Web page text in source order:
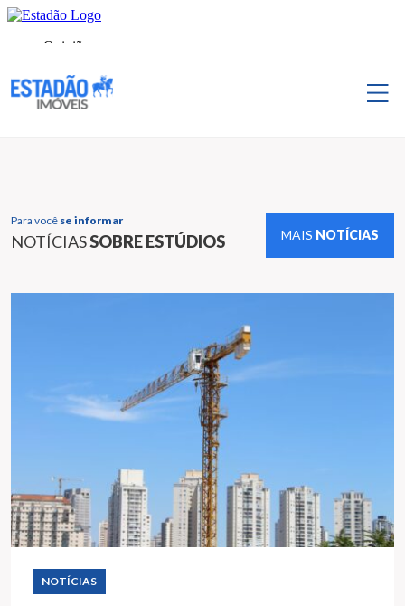
Para você se informar
NOTÍCIASSOBRE ESTÚDIOS MAIS NOTÍCIAS
NOTÍCIAS